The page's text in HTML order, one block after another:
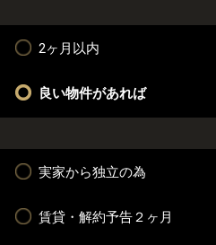
2ヶ月以内
良い物件があれば
実家から独立の為
賃貸・解約予告２ヶ月